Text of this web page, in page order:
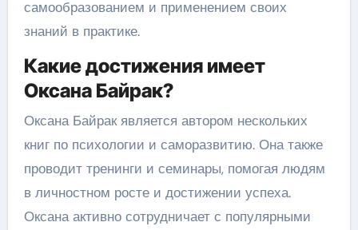
самообразованием и применением своих
знаний в практике.
Какие достижения имеет
Оксана Байрак?
Оксана Байрак является автором нескольких
книг по психологии и саморазвитию. Она также
проводит тренинги и семинары, помогая людям
в личностном росте и достижении успеха.
Оксана активно сотрудничает с популярными